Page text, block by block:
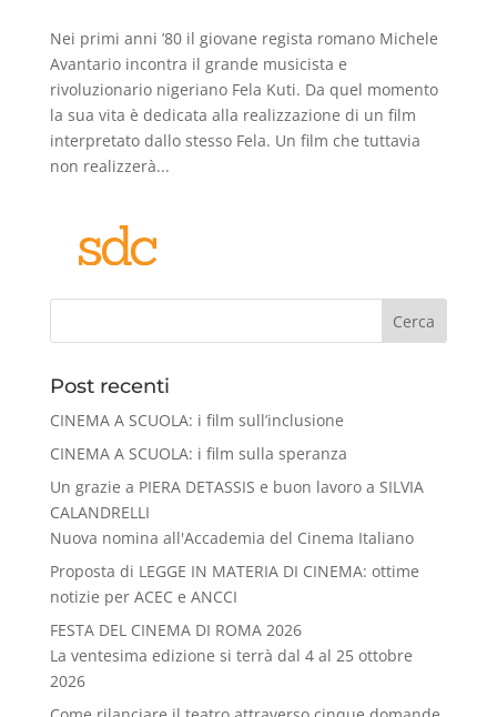
Nei primi anni ’80 il giovane regista romano Michele
Avantario incontra il grande musicista e
rivoluzionario nigeriano Fela Kuti. Da quel momento
la sua vita è dedicata alla realizzazione di un film
interpretato dallo stesso Fela. Un film che tuttavia
non realizzerà...
Cerca
Post recenti
CINEMA A SCUOLA: i film sull’inclusione
CINEMA A SCUOLA: i film sulla speranza
Un grazie a PIERA DETASSIS e buon lavoro a SILVIA
CALANDRELLI
Nuova nomina all'Accademia del Cinema Italiano
Proposta di LEGGE IN MATERIA DI CINEMA: ottime
notizie per ACEC e ANCCI
FESTA DEL CINEMA DI ROMA 2026
La ventesima edizione si terrà dal 4 al 25 ottobre
2026